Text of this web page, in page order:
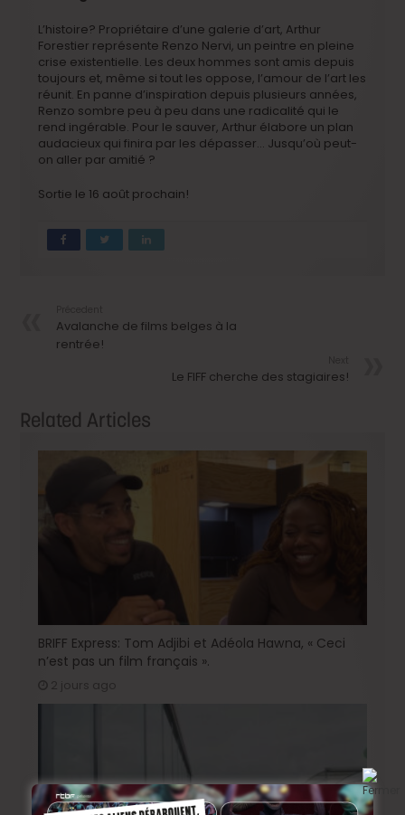
L’histoire? Propriétaire d’une galerie d’art, Arthur
Forestier représente Renzo Nervi, un peintre en pleine
crise existentielle. Les deux hommes sont amis depuis
toujours et, même si tout les oppose, l’amour de l’art les
réunit. En panne d’inspiration depuis plusieurs années,
Renzo sombre peu à peu dans une radicalité qui le
rend ingérable. Pour le sauver, Arthur élabore un plan
audacieux qui finira par les dépasser… Jusqu’où peut-
on aller par amitié ?
Sortie le 16 août prochain!
Avalanche de films belges à la
rentrée!
Le FIFF cherche des stagiaires!
Related Articles
BRIFF Express: Tom Adjibi et Adéola Hawna, « Ceci
n’est pas un film français ».
2 jours ago